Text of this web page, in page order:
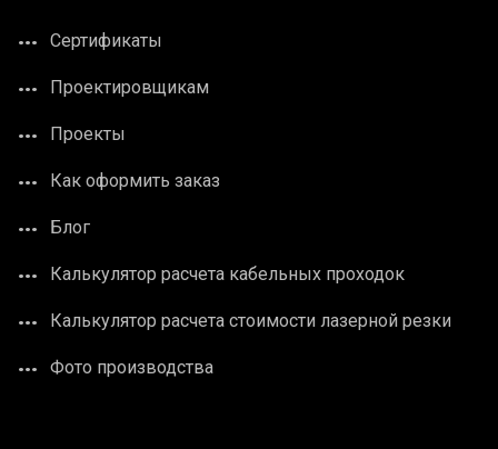
Сертификаты
Проектировщикам
Проекты
Как оформить заказ
Блог
Калькулятор расчета кабельных проходок
Калькулятор расчета стоимости лазерной резки
Фото производства